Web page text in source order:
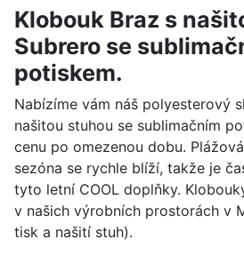
Klobouk Braz s
Subrero se
potiskem.
Nabízíme vám náš polyesterový
našitou stuhou se sublimačním
cenu po omezenou dobu.
sezóna se rychle blíží, takže je
tyto letní COOL doplňky.
v našich výrobních prostorách v
tisk a našití stuh).